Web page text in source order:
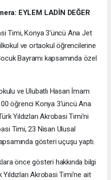
EYLEM LADİN DEĞER
Timi, Konya 3'üncü Ana Jet
ve ortaokul öğrencilerine
Bayramı kapsamında özel
ve Ulubatlı Hasan İmam
öğrenci Konya 3'üncü Ana
Yıldızları Akrobasi Timi’ni
Timi, 23 Nisan Ulusal
gösteri uçuşu yaptı.
önce gösteri hakkında bilgi
Akrobasi Timi’ne ait